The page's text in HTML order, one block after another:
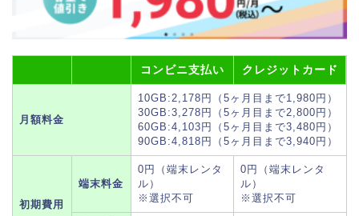
コンビニ支払い クレジットカード
月額料金
10GB:2,178円（5ヶ月目まで1,980円）
30GB:3,278円（5ヶ月目まで2,800円）
60GB:4,103円（5ヶ月目まで3,480円）
90GB:4,818円（5ヶ月目まで3,940円）
初期費用
端末料金
0円（端末レンタ
ル）
※選択不可
0円（端末レンタ
ル）
※選択不可